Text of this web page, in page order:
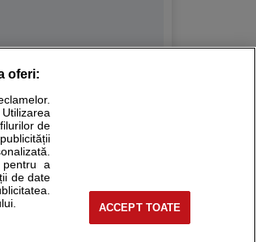
consultul medical direct si
fie unul dintre medicii pe care
oferi:
de
pentru a
de date
ACCEPT TOATE